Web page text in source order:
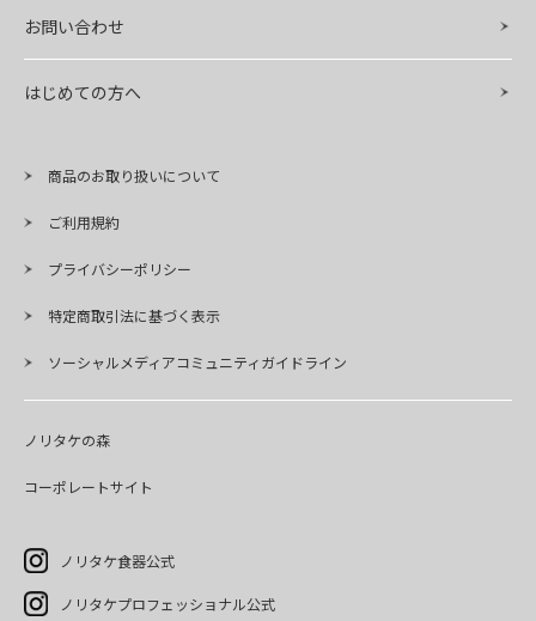
お問い合わせ
はじめての方へ
商品のお取り扱いについて
ご利用規約
プライバシーポリシー
特定商取引法に基づく表示
ソーシャルメディアコミュニティガイドライン
ノリタケの森
コーポレートサイト
ノリタケ食器公式
ノリタケプロフェッショナル公式